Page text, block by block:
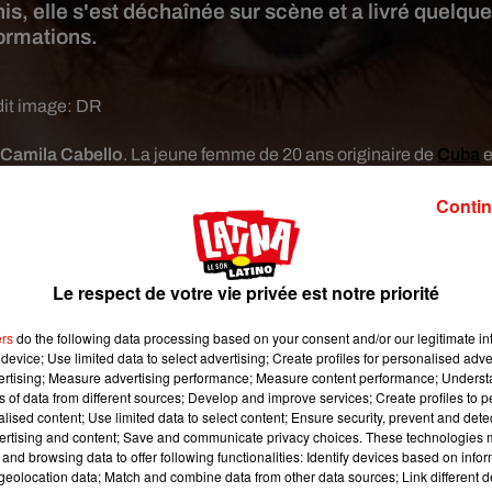
elle s'est déchaînée sur scène et a livré
image: DR
Camila Cabello. La jeune femme de 20 ans originaire de Cuba
même un tout petit peu à sa plastique de rêve.
qui a classé deux singles parmi les meilleures ventes de
solo baptisé
Cubanaont plu bien au-delà des frontières
a su savamment doser le sex appeal « latino » qu’elle
avec la prestation télé qu’elle a livrée récemment dans le
. Venue justement faire la promotion de son singleHavana, elle
dans le studio. Ce qui laisse penser que le clip de ce
très caliente.
Le respect de votre vie privée est notre priorité
do the following data processing based on your consent and/or our legitimate
Use limited data to select advertising; Create profiles for personalised
Measure advertising performance; Measure content performance;
of data from different sources; Develop and improve services; Create profiles to
content; Use limited data to select content; Ensure security, prevent and
and content; Save and communicate privacy choices. These technologies
browsing data to offer following functionalities: Identify devices based on
data; Match and combine data from other data sources; Link different